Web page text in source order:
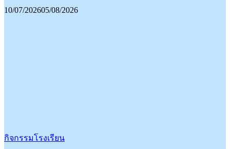
10/07/202605/08/2026
กิจกรรมโรงเรียน